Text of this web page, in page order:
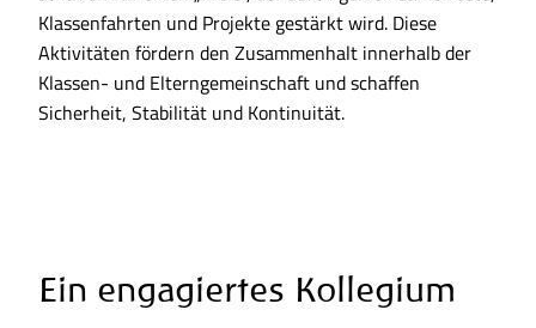
Klassenfahrten und Projekte gestärkt wird. Diese
Aktivitäten fördern den Zusammenhalt innerhalb der
Klassen- und Elterngemeinschaft und schaffen
Sicherheit, Stabilität und Kontinuität.
Ein engagiertes Kollegium